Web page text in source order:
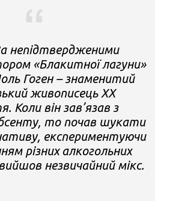
непідтвердженими
«Блакитної лагуни»
Гоген – знаменитий
живописець XX
Коли він зав’язав з
то почав шукати
експериментуючи
різних алкогольних
незвичайний мікс.